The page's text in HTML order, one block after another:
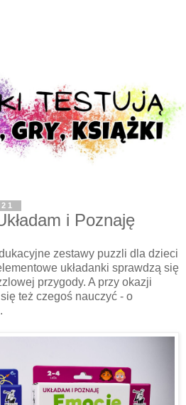
i Poznaję
zestawy puzzli dla dzieci
układanki sprawdzą się
przygody. A przy okazji
też czegoś nauczyć - o
.